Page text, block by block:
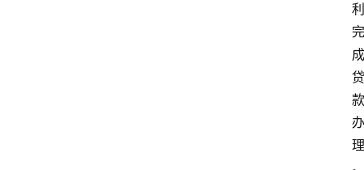
利
完
成
贷
款
办
理